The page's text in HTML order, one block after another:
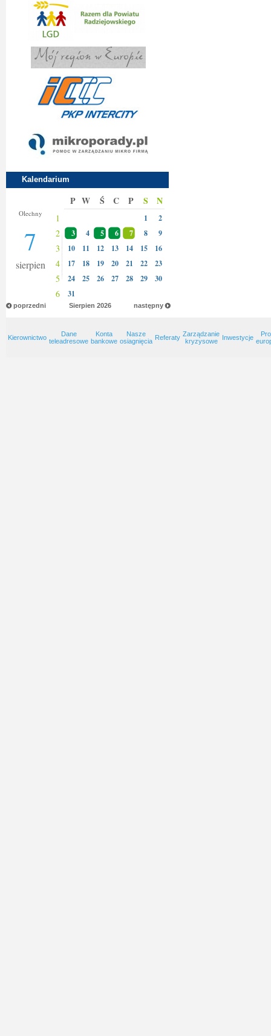
Kalendarium
Olechny
7
sierpien
P W Ś C P S N
1 1 2
2 3 4 5 6 7 8 9
3 10 11 12 13 14 15 16
4 17 18 19 20 21 22 23
5 24 25 26 27 28 29 30
6 31
poprzedni następny
Sierpien 2026
Kierownictwo
Dane
teleadresowe
Konta
bankowe
Nasze
osiagnięcia Referaty Zarządzanie
kryzysowe
Inwestycje